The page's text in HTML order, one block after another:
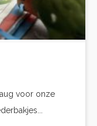
voor onze